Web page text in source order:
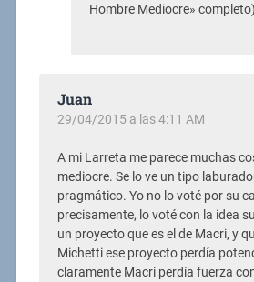
Hombre Mediocre»
Juan
29/04/2015 a las 4:11 AM
A mi Larreta me parece muchas
mediocre. Se lo ve un tipo
pragmático. Yo no lo voté por su
precisamente, lo voté con la idea
un proyecto que es el de Macri, y
Michetti ese proyecto perdía
claramente Macri perdía fuerza